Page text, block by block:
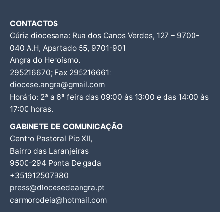
CONTACTOS
Cúria diocesana: Rua dos Canos Verdes, 127 – 9700-
040 A.H, Apartado 55, 9701-901
Angra do Heroísmo.
295216670; Fax 295216661;
diocese.angra@gmail.com
Horário: 2ª a 6ª feira das 09:00 às 13:00 e das 14:00 às
17:00 horas.
GABINETE DE COMUNICAÇÃO
Centro Pastoral Pio XII,
Bairro das Laranjeiras
9500-294 Ponta Delgada
+351912507980
press@diocesedeangra.pt
carmorodeia@hotmail.com